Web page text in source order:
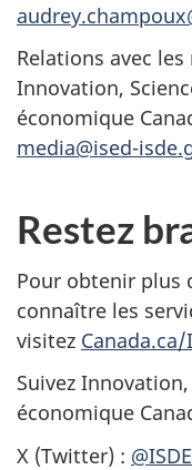
Relations avec les
Innovation,
économique
media@ised-
Restez
Pour obtenir plus
connaître les
visitez Canada.ca/
Suivez
économique
X (Twitter) :